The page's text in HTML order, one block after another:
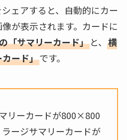
ェアすると、自動的にカー
が表示されます。カードに
「サマリーカード」と、 横
ード」です。
リーカードが800×800
ージサマリーカードが